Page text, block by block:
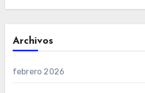
Archivos
febrero 2026